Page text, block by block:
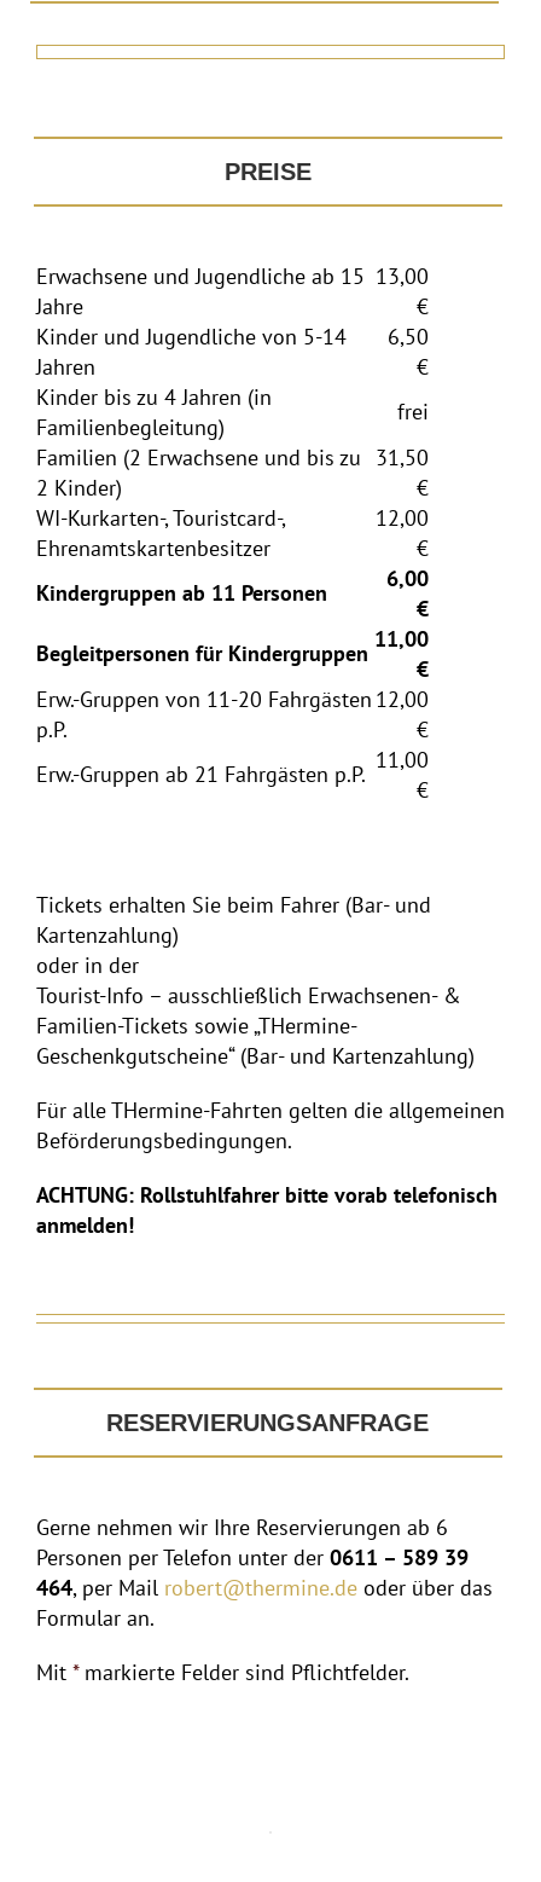
PREISE
Erwachsene und Jugendliche ab 15
Jahre
13,00
€
Kinder und Jugendliche von 5-14
Jahren
6,50
€
Kinder bis zu 4 Jahren (in
Familienbegleitung)
frei
Familien (2 Erwachsene und bis zu
2 Kinder)
31,50
€
WI-Kurkarten-, Touristcard-,
Ehrenamtskartenbesitzer
12,00
€
Kindergruppen ab 11 Personen
6,00
€
Begleitpersonen für Kindergruppen
11,00
€
Erw.-Gruppen von 11-20 Fahrgästen
p.P.
12,00
€
Erw.-Gruppen ab 21 Fahrgästen p.P.
11,00
€
Tickets erhalten Sie beim Fahrer (Bar- und
Kartenzahlung)
oder in der
Tourist-Info – ausschließlich Erwachsenen- &
Familien-Tickets sowie „THermine-
Geschenkgutscheine“ (Bar- und Kartenzahlung)
Für alle THermine-Fahrten gelten die allgemeinen
Beförderungsbedingungen.
ACHTUNG: Rollstuhlfahrer bitte vorab telefonisch
anmelden!
RESERVIERUNGSANFRAGE
Gerne nehmen wir Ihre Reservierungen ab 6
Personen per Telefon unter der 0611 – 589 39
464, per Mail robert@thermine.de oder über das
Formular an.
Mit *markierte Felder sind Pflichtfelder.